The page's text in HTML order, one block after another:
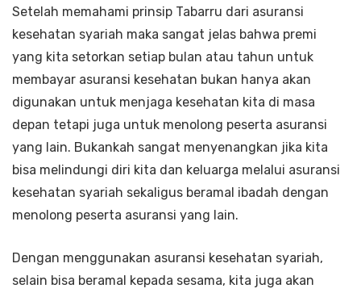
Setelah memahami prinsip Tabarru dari asuransi
kesehatan syariah maka sangat jelas bahwa premi
yang kita setorkan setiap bulan atau tahun untuk
membayar asuransi kesehatan bukan hanya akan
digunakan untuk menjaga kesehatan kita di masa
depan tetapi juga untuk menolong peserta asuransi
yang lain. Bukankah sangat menyenangkan jika kita
bisa melindungi diri kita dan keluarga melalui asuransi
kesehatan syariah sekaligus beramal ibadah dengan
menolong peserta asuransi yang lain.
Dengan menggunakan asuransi kesehatan syariah,
selain bisa beramal kepada sesama, kita juga akan